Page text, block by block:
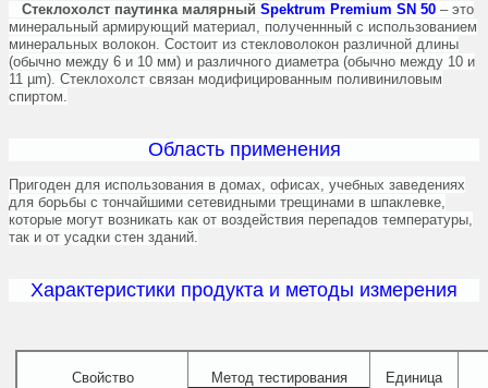
Стеклохолст паутинка малярный Spektrum Premium SN 50 – это
минеральный армирующий материал, полученнный с использованием
минеральных волокон. Состоит из стекловолокон различной длины
(обычно между 6 и 10 мм) и различного диаметра (обычно между 10 и
11 µm). Стеклохолст связан модифицированным поливиниловым
спиртом.
Область применения
Пригоден для использования в домах, офисах, учебных заведениях
для борьбы с тончайшими сетевидными трещинами в шпаклевке,
которые могут возникать как от воздействия перепадов температуры,
так и от усадки стен зданий.
Характеристики продукта и методы измерения
Свойство Метод тестирования Единица